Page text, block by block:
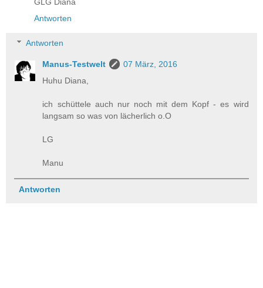
GLG Diana
Antworten
Antworten
Manus-Testwelt
07 März, 2016
Huhu Diana,
ich schüttele auch nur noch mit dem Kopf - es wird
langsam so was von lächerlich o.O
LG
Manu
Antworten